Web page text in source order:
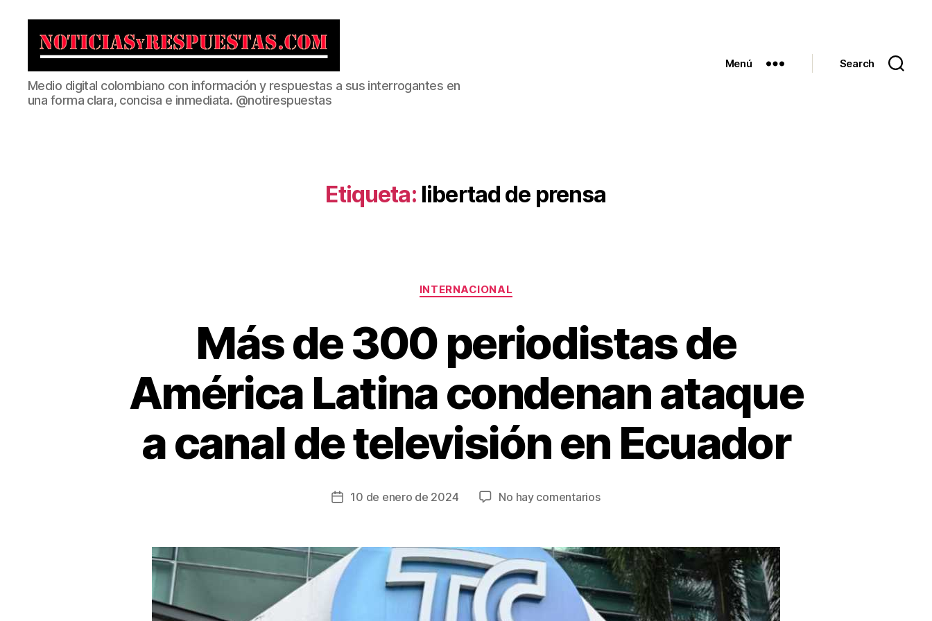
Noticias
y
Respuestas
Medio digital colombiano con información y respuestas a sus interrogantes en
una forma clara, concisa e inmediata. @notirespuestas
Menú Search
Etiqueta: libertad de prensa
Categorías
INTERNACIONAL
Más de 300 periodistas de
América Latina condenan ataque
a canal de televisión en Ecuador
Fecha
entrada
10 de enero de 2024 No hay comentariosen
300
periodistas
América
Latina